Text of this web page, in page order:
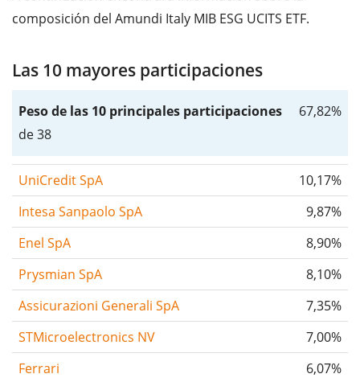
composición del Amundi Italy MIB ESG UCITS ETF.
Las 10 mayores participaciones
Peso de las 10 principales participaciones
de 38
67,82%
UniCredit SpA
10,17%
Intesa Sanpaolo SpA
9,87%
Enel SpA
8,90%
Prysmian SpA
8,10%
Assicurazioni Generali SpA
7,35%
STMicroelectronics NV
7,00%
Ferrari
6,07%